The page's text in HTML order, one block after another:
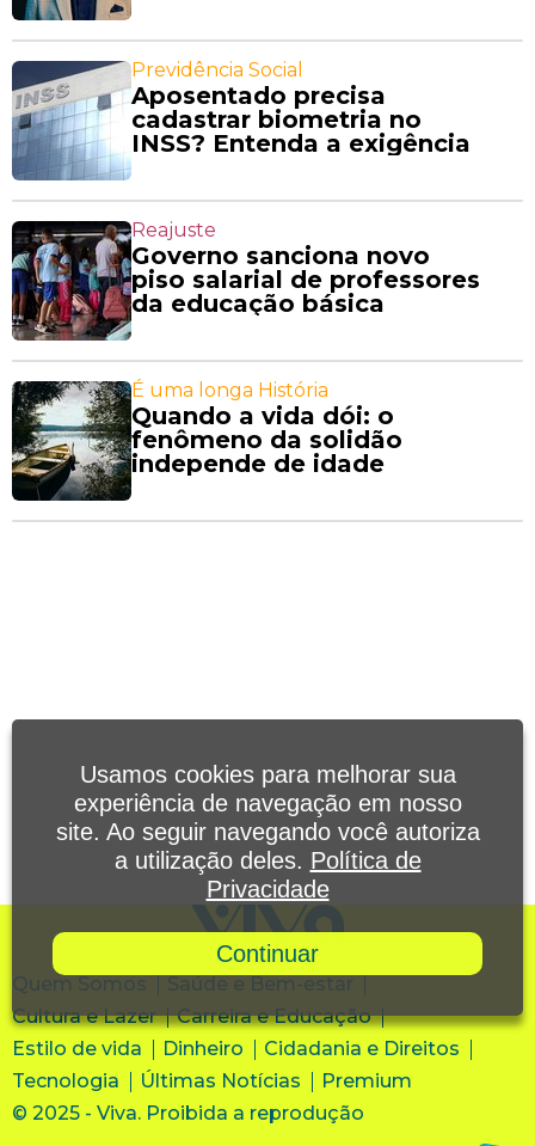
Previdência Social
Aposentado precisa
cadastrar biometria no
INSS? Entenda a exigência
Reajuste
Governo sanciona novo
piso salarial de professores
da educação básica
É uma longa História
Quando a vida dói: o
fenômeno da solidão
independe de idade
Quem Somos
Saúde e Bem-estar
Cultura e Lazer
Carreira e Educação
Estilo de vida
Dinheiro
Cidadania e Direitos
Tecnologia
Últimas Notícias
Premium
© 2025 - Viva. Proibida a reprodução
Usamos cookies para melhorar sua
experiência de navegação em nosso
site. Ao seguir navegando você autoriza
a utilização deles. Política de
Privacidade
Continuar